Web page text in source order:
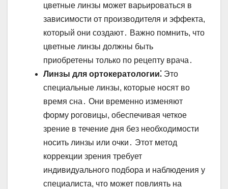
цветные линзы может варьироваться в
зависимости от производителя и эффекта,
который они создают․ Важно помнить, что
цветные линзы должны быть
приобретены только по рецепту врача․
Линзы для ортокератологии⁚ Это
специальные линзы, которые носят во
время сна․ Они временно изменяют
форму роговицы, обеспечивая четкое
зрение в течение дня без необходимости
носить линзы или очки․ Этот метод
коррекции зрения требует
индивидуального подбора и наблюдения у
специалиста, что может повлиять на